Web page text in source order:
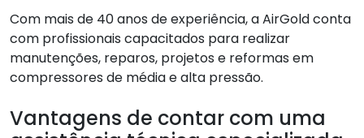
Com mais de 40 anos de experiência, a AirGold conta
com profissionais capacitados para realizar
manutenções, reparos, projetos e reformas em
compressores de média e alta pressão.
Vantagens de contar com uma